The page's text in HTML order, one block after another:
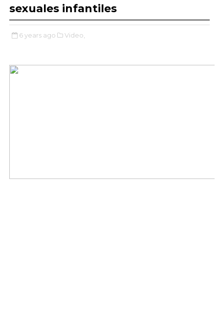
sexuales infantiles
6 years ago Video,